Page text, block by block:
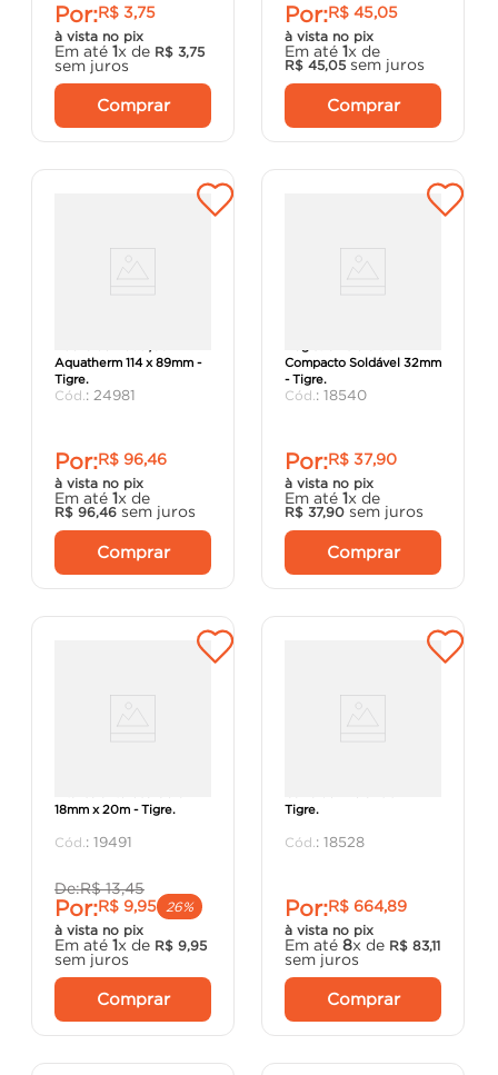
Por:R$ 3,75
à vista no pix
Em até 1x de R$ 3,75
sem juros
Comprar
Por:R$ 45,05
à vista no pix
Em até 1x de
R$ 45,05 sem juros
Comprar
Aquatherm 114 x 89mm -
Tigre.
: 24981
Por:R$ 96,46
à vista no pix
Em até 1x de
R$ 96,46 sem juros
Comprar
Compacto Soldável 32mm
- Tigre.
: 18540
Por:R$ 37,90
à vista no pix
Em até 1x de
R$ 37,90 sem juros
Comprar
18mm x 20m - Tigre.
: 19491
De:R$ 13,45
Por:R$ 9,95
26%
à vista no pix
Em até 1x de R$ 9,95
sem juros
Comprar
Tigre.
: 18528
Por:R$ 664,89
à vista no pix
Em até 8x de R$ 83,11
sem juros
Comprar